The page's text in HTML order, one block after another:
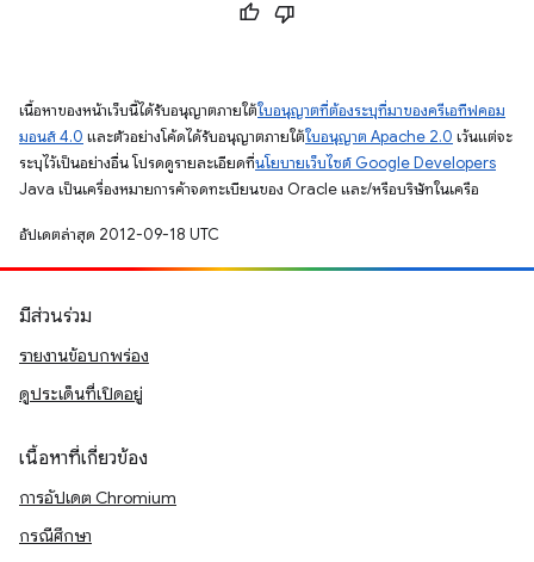
เนื้อหาของหน้าเว็บนี้ได้รับอนุญาตภายใต้ใบอนุญาตที่ต้องระบุที่มาของครีเอทีฟคอม
มอนส์ 4.0 และตัวอย่างโค้ดได้รับอนุญาตภายใต้ใบอนุญาต Apache 2.0 เว้นแต่จะ
ระบุไว้เป็นอย่างอื่น โปรดดูรายละเอียดที่นโยบายเว็บไซต์ Google Developers
Java เป็นเครื่องหมายการค้าจดทะเบียนของ Oracle และ/หรือบริษัทในเครือ
อัปเดตล่าสุด 2012-09-18 UTC
มีส่วนร่วม
รายงานข้อบกพร่อง
ดูประเด็นที่เปิดอยู่
เนื้อหาที่เกี่ยวข้อง
การอัปเดต Chromium
กรณีศึกษา